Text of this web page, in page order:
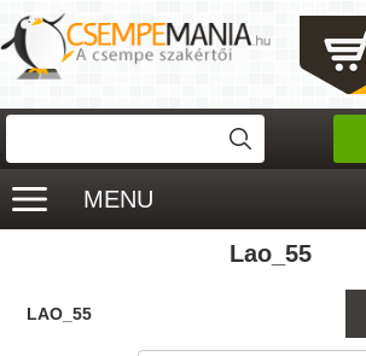
MENU
Lao_55
LAO_55